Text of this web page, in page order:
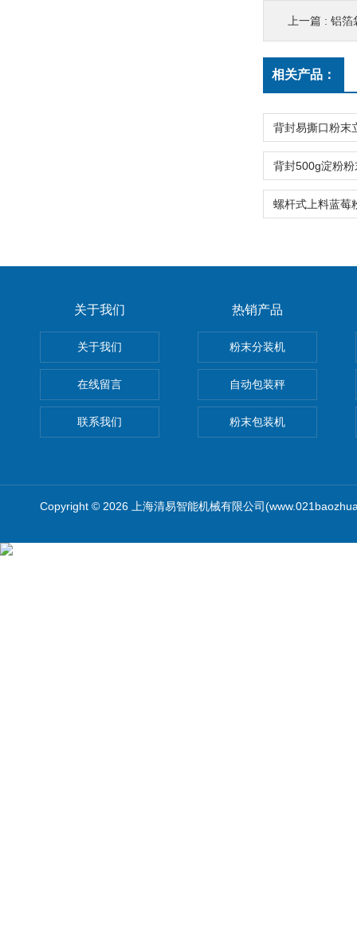
上一篇 : 铝箔
相关产品：
关于我们
关于我们
在线留言
联系我们
热销产品
粉末分装机
自动包装秤
粉末包装机
Copyright © 2026 上海清易智能机械有限公司